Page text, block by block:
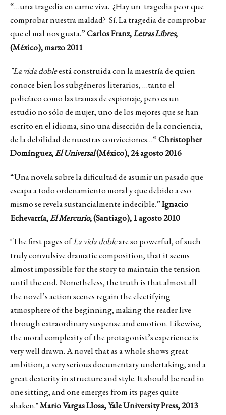
“…una tragedia en carne viva. ¿Hay un tragedia peor que
comprobar nuestra maldad? Sí. La tragedia de comprobar
que el mal nos gusta.”Carlos Franz,Letras Libres,
(México), marzo 2011
"La vida dobleestá construida con la maestría de quien
conoce bien los subgéneros literarios, …tanto el
policíaco como las tramas de espionaje, pero es un
estudio no sólo de mujer, uno de los mejores que se han
escrito en el idioma, sino una disección de la conciencia,
de la debilidad de nuestras convicciones…“Christopher
Domínguez,El Universal(México), 24 agosto 2016
“Una novela sobre la dificultad de asumir un pasado que
escapa a todo ordenamiento moral y que debido a eso
mismo se revela sustancialmente indecible.”Ignacio
Echevarría,El Mercurio, (Santiago), 1 agosto 2010
"The first pages ofLa vida dobleare so powerful, of such
truly convulsive dramatic composition, that it seems
almost impossible for the story to maintain the tension
until the end. Nonetheless, the truth is that almost all
the novel’s action scenes regain the electifying
atmosphere of the beginning, making the reader live
through extraordinary suspense and emotion. Likewise,
the moral complexity of the protagonist’s experience is
very well drawn. A novel that as a whole shows great
ambition, a very serious documentary undertaking, and a
great dexterity in structure and style. It should be read in
one sitting, and one emerges from its pages quite
shaken."Mario Vargas Llosa,Yale University Press, 2013